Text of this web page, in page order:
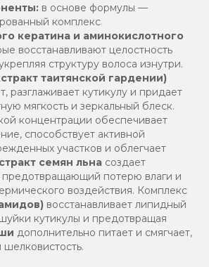
в основе формулы —
комплекс
кератина и аминокислотного
восстанавливают целостность
структуру волоса изнутри.
таитянской гардении)
разглаживает кутикулу и придает
мягкость и зеркальный блеск.
концентрации обеспечивает
способствует активной
участков и облегчает
семян льна создает
потерю влаги и
воздействия. Комплекс
восстанавливает липидный
кутикулы и предотвращая
дополнительно питает и смягчает,